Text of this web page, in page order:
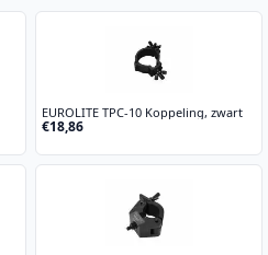
EUROLITE TPC-10 Koppeling, zwart
€18,86